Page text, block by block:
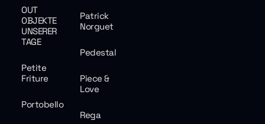
OUT
OBJEKTE
UNSERER
TAGE
Patrick
Norguet
Pedestal
Petite
Friture
Piece &
Love
Portobello
Rega